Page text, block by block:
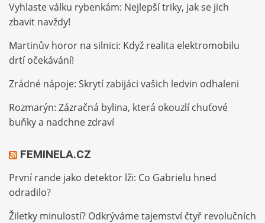
Vyhlaste válku rybenkám: Nejlepší triky, jak se jich
zbavit navždy!
Martinův horor na silnici: Když realita elektromobilu
drtí očekávání!
Zrádné nápoje: Skrytí zabijáci vašich ledvin odhaleni
Rozmarýn: Zázračná bylina, která okouzlí chuťové
buňky a nadchne zdraví
FEMINELA.CZ
První rande jako detektor lži: Co Gabrielu hned
odradilo?
Žiletky minulostí? Odkrýváme tajemství čtyř revolučních